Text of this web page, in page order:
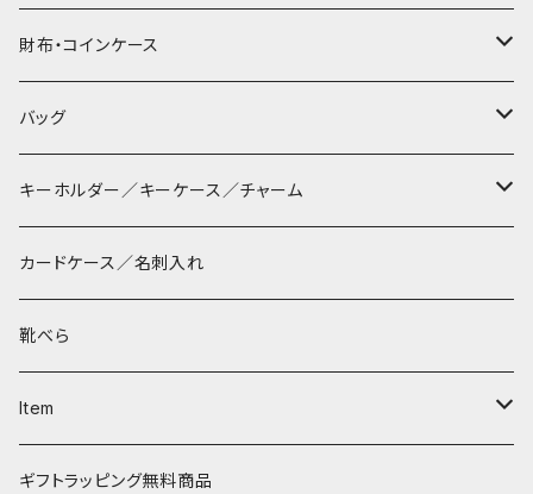
財布・コインケース
コンパクト財布
長財布
マペン
薄財布
タシュイー
コインケース
ディバ
ワンタッチ コインケース
ダイアパース
タシュイー
バッグ
サコッシュ
巾着バッグ
ショルダーバッグ
トートバッグ
チェーンバッグ
キーホルダー／キーケース／チャーム
パッチン キーリング
ダルマキーリング
３つ折りキーケース
リールキーケース
カードケース／名刺入れ
靴べら
Item
リップケース
ギフトラッピング無料商品